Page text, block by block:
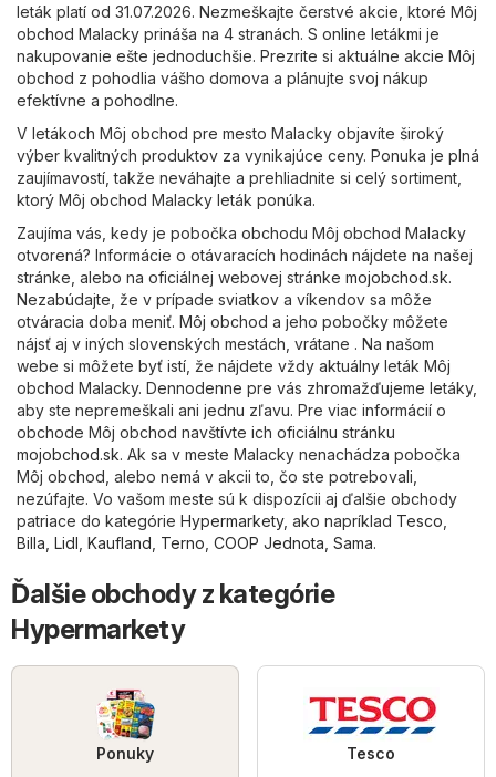
leták platí od 31.07.2026. Nezmeškajte čerstvé akcie, ktoré Môj
obchod Malacky prináša na 4 stranách. S online letákmi je
nakupovanie ešte jednoduchšie. Prezrite si aktuálne akcie Môj
obchod z pohodlia vášho domova a plánujte svoj nákup
efektívne a pohodlne.
V letákoch Môj obchod pre mesto Malacky objavíte široký
výber kvalitných produktov za vynikajúce ceny. Ponuka je plná
zaujímavostí, takže neváhajte a prehliadnite si celý sortiment,
ktorý Môj obchod Malacky leták ponúka.
Zaujíma vás, kedy je pobočka obchodu Môj obchod Malacky
otvorená? Informácie o otávaracích hodinách nájdete na našej
stránke, alebo na oficiálnej webovej stránke mojobchod.sk.
Nezabúdajte, že v prípade sviatkov a víkendov sa môže
otváracia doba meniť. Môj obchod a jeho pobočky môžete
nájsť aj v iných slovenských mestách, vrátane . Na našom
webe si môžete byť istí, že nájdete vždy aktuálny leták Môj
obchod Malacky. Dennodenne pre vás zhromažďujeme letáky,
aby ste nepremeškali ani jednu zľavu. Pre viac informácií o
obchode Môj obchod navštívte ich oficiálnu stránku
mojobchod.sk. Ak sa v meste Malacky nenachádza pobočka
Môj obchod, alebo nemá v akcii to, čo ste potrebovali,
nezúfajte. Vo vašom meste sú k dispozícii aj ďalšie obchody
patriace do kategórie Hypermarkety, ako napríklad Tesco
Billa Lidl Kaufland Terno COOP Jednota Sama.
Ďalšie obchody z kategórie
Hypermarkety
Ponuky Tesco